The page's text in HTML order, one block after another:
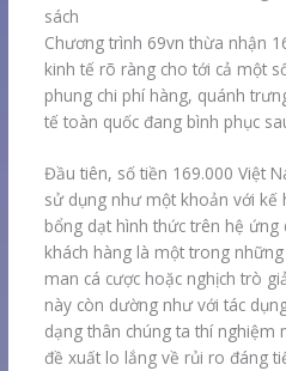
sách
Chương trình 69vn thừa nhận
kinh tế rõ ràng cho tới cả một
phung chi phí hàng, quánh
tế toàn quốc đang bình phục
Đầu tiên, số tiền 169.000 Việt
sử dụng như một khoản với kế
bổng dạt hình thức trên hệ ứng
khách hàng là một trong
man cá cược hoặc nghịch trò
này còn dường như với tác
dạng thân chúng ta thí nghiệm
đề xuất lo lắng về rủi ro đáng